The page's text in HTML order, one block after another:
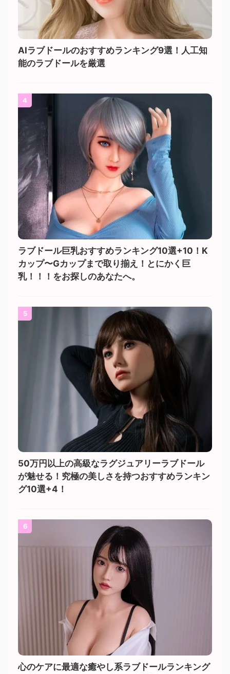
AIラブドールのおすすめランキング9選！人工知
能のラブドールを厳選
4
ラブドール巨乳おすすめランキング10選+10！K
カップ〜Gカップまで取り揃え！とにかく巨
乳！！！をお探しのあなたへ。
5
50万円以上の高級なラグジュアリーラブドール
が魅せる！究極の美しさを持つおすすめランキン
グ10選+4！
6
心のケアに最適な癒やし系ラブドールランキング